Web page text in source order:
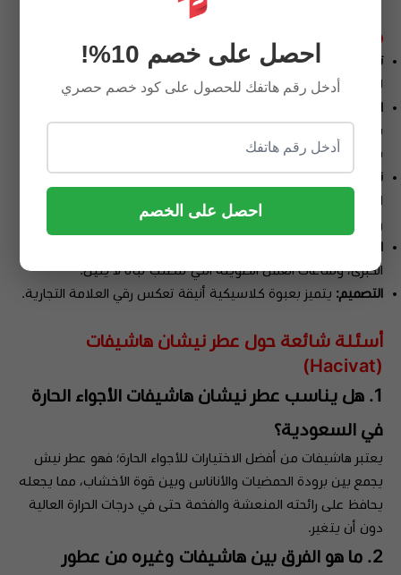
مواصفات العطر:
تصنيف العطر:
عطر نيش (Niche) فاخر ومبتكر، يناسب الذوق الرفيع
للجنسين.
الثبات والفوحان:
يمنحك هذا العطر أداءً أسطورياً يدوم طوال اليوم، مع فوحان مذهل
يملأ المكان.
نمط الرائحة:تشيبر - فواكه؛ حيث يفتتح برائحة الأناناس والبرغموت
المنعشة، ويستقر على قاعدة خشبية عميقة من طحلب البلوط
والأخشاب.
المناسبات:
الكبرى، وساعات العمل الطويلة التي تتطلب ثباتاً لا يلين.
التصميم: يتميز بعبوة كلاسيكية أنيقة تعكس رقي العلامة التجارية.
أسئلة شائعة حول عطر نيشان هاشيفات
(Hacivat)
1. هل يناسب عطر نيشان هاشيفات الأجواء الحارة
في السعودية؟
يعتبر هاشيفات من أفضل الاختيارات للأجواء الحارة؛ فهو عطر نيش
يجمع بين برودة الحمضيات والأناناس وبين قوة الأخشاب، مما يجعله
يحافظ على رائحته المنعشة والفخمة حتى في درجات الحرارة العالية
دون أن يتغير.
2. ما هو الفرق بين هاشيفات وغيره من عطور
احصل على خصم 10%!
أدخل رقم هاتفك للحصول على كود خصم حصري
احصل على الخصم